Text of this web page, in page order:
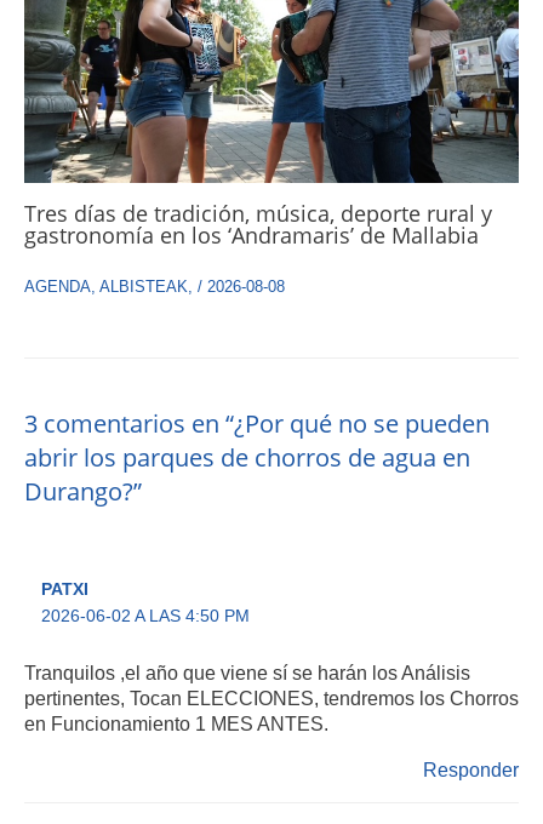
Tres días de tradición, música, deporte rural y
gastronomía en los ‘Andramaris’ de Mallabia
AGENDA ALBISTEAK / 2026-08-08
3 comentarios en “¿Por qué no se pueden
abrir los parques de chorros de agua en
Durango?”
PATXI
2026-06-02 A LAS 4:50 PM
Tranquilos ,el año que viene sí se harán los Análisis
pertinentes, Tocan ELECCIONES, tendremos los Chorros
en Funcionamiento 1 MES ANTES.
Responder